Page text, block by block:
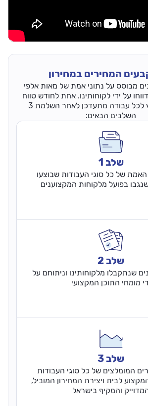
המחירים במחירון
מבוסס על נתוני אמת של מאות אלפי
על ידי לקוחותינו. אחת לחודש טווח
המחיר המומלץ לכל עבודה מתעדכן לאחר השלמת 3
השלבים הבאים:
שלב 1
האמת של כל סוגי העבודות שבוצעו
בפועל מלקוחות המקצוענים
שלב 2
שנתקבלו מלקוחותינו וניתוחם על
מומחי התוכן המקצועי
שלב 3
המומלצים של כל סוגי העבודות
לבית ויצירת המחירון המוביל,
והמקיף בישראל